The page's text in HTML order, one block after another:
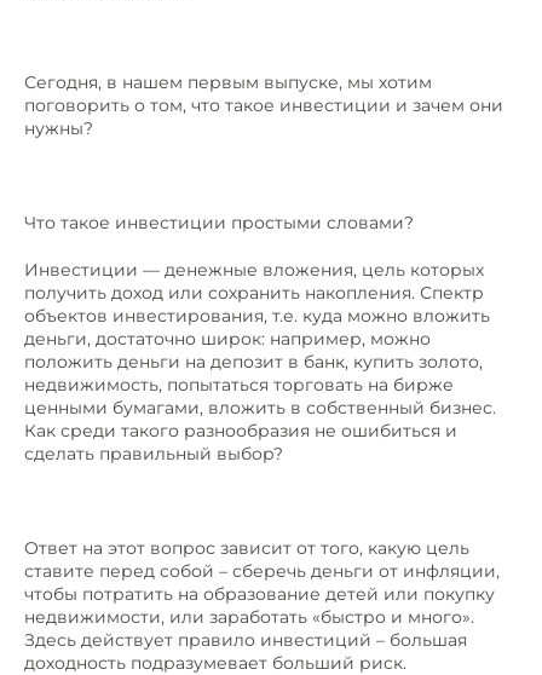
Сегодня, в нашем первым выпуске, мы хотим
поговорить о том, что такое инвестиции и зачем они
нужны?
Что такое инвестиции простыми словами?
Инвестиции — денежные вложения, цель которых
получить доход или сохранить накопления. Спектр
объектов инвестирования, т.е. куда можно вложить
деньги, достаточно широк: например, можно
положить деньги на депозит в банк, купить золото,
недвижимость, попытаться торговать на бирже
ценными бумагами, вложить в собственный бизнес.
Как среди такого разнообразия не ошибиться и
сделать правильный выбор?
Ответ на этот вопрос зависит от того, какую цель
ставите перед собой – сберечь деньги от инфляции,
чтобы потратить на образование детей или покупку
недвижимости, или заработать «быстро и много».
Здесь действует правило инвестиций – большая
доходность подразумевает больший риск.